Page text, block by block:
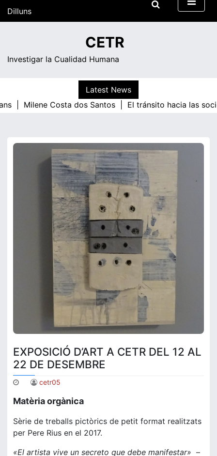
Dilluns
CETR
Investigar la Cualidad Humana
Latest News
|
Milene Costa dos Santos | El tránsito hacia las
EXPOSICIÓ D’ART A CETR DEL 12 AL
22 DE DESEMBRE
cetr05
Matèria orgànica
Sèrie de treballs pictòrics de petit format realitzats
per Pere Rius en el 2017.
«El artista vive un secreto que debe manifestar» –